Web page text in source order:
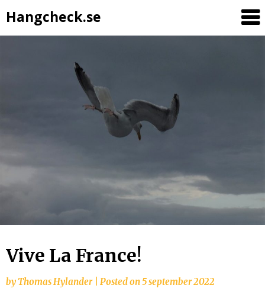
Hangcheck.se
Vive La France!
byThomas Hylander Posted on 5 september 2022